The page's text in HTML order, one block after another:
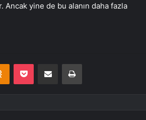
yine de bu alanın daha fazla
Odnoklassniki
Pocket E-Posta ile paylaş Yazdır